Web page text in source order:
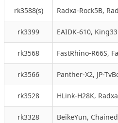
rk3588(s) Radxa-Rock5B,
rk3399 EAIDK-610,
rk3568 FastRhino-R66S,
rk3566 Panther-X2, JP-
rk3528 HLink-H28K,
rk3328 BeikeYun,